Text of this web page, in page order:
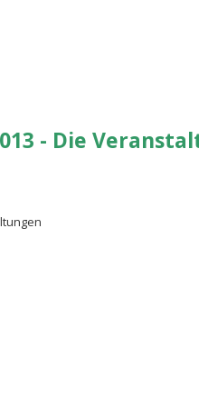
- Die